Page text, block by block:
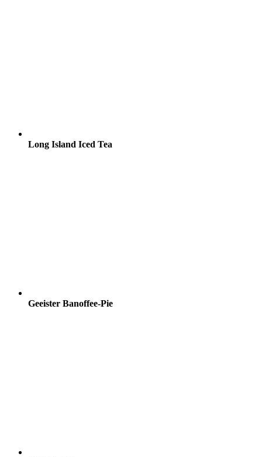
Long Island Iced Tea
Geeister Banoffee-Pie